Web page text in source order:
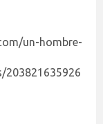
un-hombre-
203821635926